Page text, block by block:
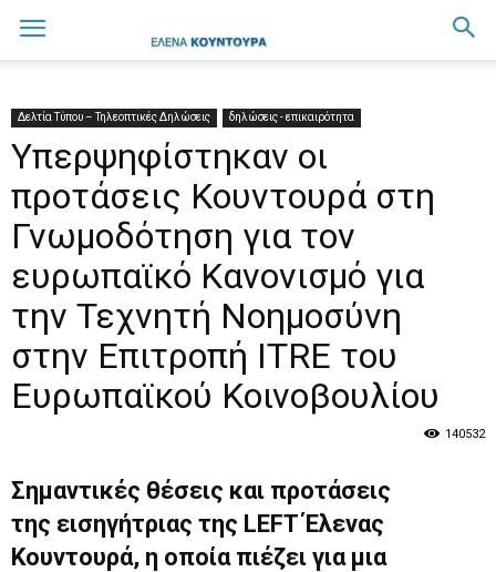
Δελτία Τύπου – Τηλεοπτικές Δηλώσεις δηλώσεις - επικαιρότητα
Υπερψηφίστηκαν οι
προτάσεις Κουντουρά στη
Γνωμοδότηση για τον
ευρωπαϊκό Κανονισμό για
την Τεχνητή Νοημοσύνη
στην Επιτροπή ITRE του
Ευρωπαϊκού Κοινοβουλίου
140532
Σημαντικές θέσεις και προτάσεις
της εισηγήτριας της LEFT Έλενας
Κουντουρά, η οποία πιέζει για μια